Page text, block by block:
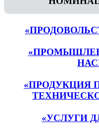
«ПРОДУКЦИЯ
«УСЛУГИ